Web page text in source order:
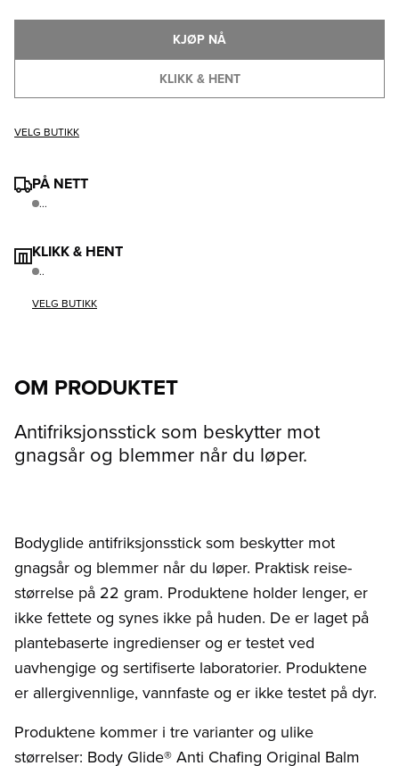
KLIKK & HENT
KJØP NÅ
VELG BUTIKK
PÅ NETT
...
KLIKK & HENT
..
VELG BUTIKK
OM PRODUKTET
Antifriksjonsstick som beskytter mot
gnagsår og blemmer når du løper.
Bodyglide antifriksjonsstick som beskytter mot
gnagsår og blemmer når du løper. Praktisk reise-
størrelse på 22 gram. Produktene holder lenger, er
ikke fettete og synes ikke på huden. De er laget på
plantebaserte ingredienser og er testet ved
uavhengige og sertifiserte laboratorier. Produktene
er allergivennlige, vannfaste og er ikke testet på dyr.
Produktene kommer i tre varianter og ulike
størrelser: Body Glide® Anti Chafing Original Balm